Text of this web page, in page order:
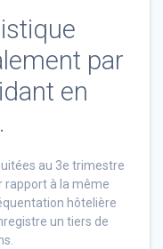
par
en
au 3e trimestre
rapport à la même
hôtelière
un tiers de